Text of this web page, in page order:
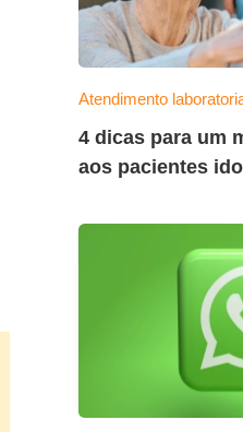
Atendimento
4 dicas para um
aos pacientes